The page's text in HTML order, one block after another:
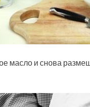
масло и снова